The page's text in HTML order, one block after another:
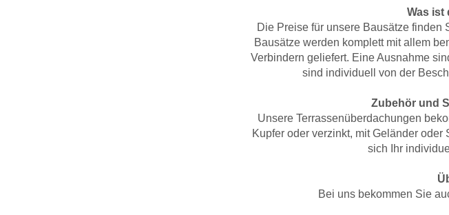
Was ist
Die Preise für unsere Bausätze
Bausätze werden komplett mit allem
Verbindern geliefert. Eine Ausnahme
sind individuell von der
Zubehör und
Unsere Terrassenüberdachungen
Kupfer oder verzinkt, mit Geländer
sich Ihr
Bei uns bekommen Sie